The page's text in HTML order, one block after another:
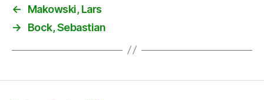
←
Makowski, Lars
→
Bock, Sebastian